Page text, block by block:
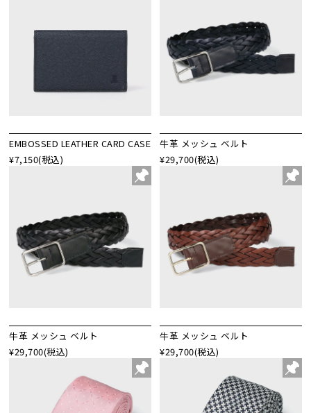
EMBOSSED LEATHER CARD CASE
¥7,150(税込)
牛革 メッシュ ベルト
¥29,700(税込)
牛革 メッシュ ベルト
¥29,700(税込)
牛革 メッシュ ベルト
¥29,700(税込)